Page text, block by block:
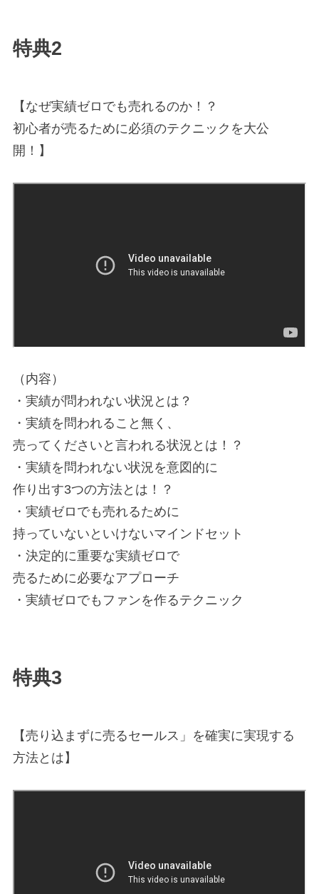
特典2
【なぜ実績ゼロでも売れるのか！？
初心者が売るために必須のテクニックを大公
開！】
（内容）
・実績が問われない状況とは？
・実績を問われること無く、
売ってくださいと言われる状況とは！？
・実績を問われない状況を意図的に
作り出す3つの方法とは！？
・実績ゼロでも売れるために
持っていないといけないマインドセット
・決定的に重要な実績ゼロで
売るために必要なアプローチ
・実績ゼロでもファンを作るテクニック
特典3
【売り込まずに売るセールス」を確実に実現する
方法とは】